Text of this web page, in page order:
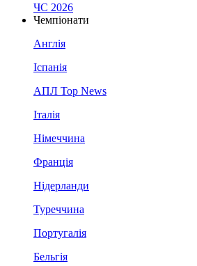
ЧС 2026
Чемпіонати
Англія
Іспанія
АПЛ Top News
Італія
Німеччина
Франція
Нідерланди
Туреччина
Португалія
Бельгія